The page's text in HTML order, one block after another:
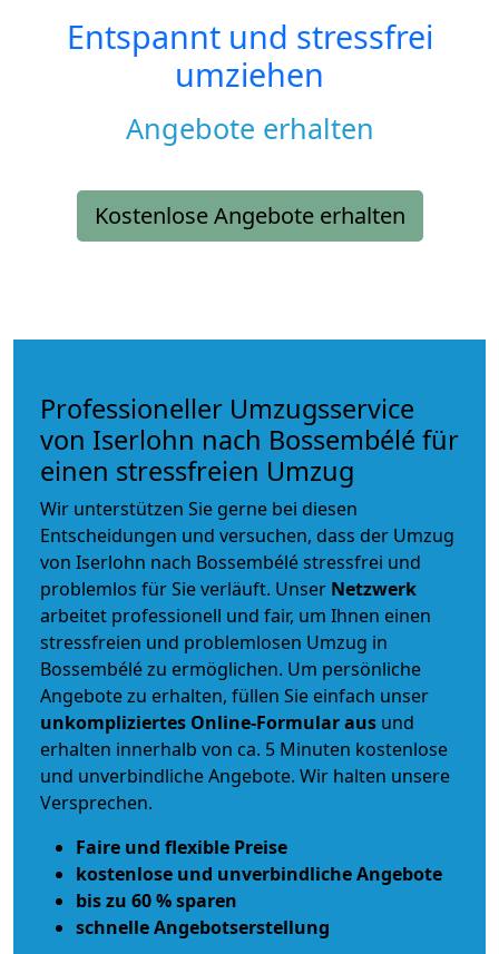
Entspannt und stressfrei
umziehen
Angebote erhalten
Kostenlose Angebote erhalten
Professioneller Umzugsservice
von Iserlohn nach Bossembélé für
einen stressfreien Umzug
Wir unterstützen Sie gerne bei diesen
Entscheidungen und versuchen, dass der Umzug
von Iserlohn nach Bossembélé stressfrei und
problemlos für Sie verläuft. Unser Netzwerk
arbeitet professionell und fair, um Ihnen einen
stressfreien und problemlosen Umzug in
Bossembélé zu ermöglichen. Um persönliche
Angebote zu erhalten, füllen Sie einfach unser
unkompliziertes Online-Formular aus und
erhalten innerhalb von ca. 5 Minuten kostenlose
und unverbindliche Angebote. Wir halten unsere
Versprechen.
Faire und flexible Preise
kostenlose und unverbindliche Angebote
bis zu 60 % sparen
schnelle Angebotserstellung